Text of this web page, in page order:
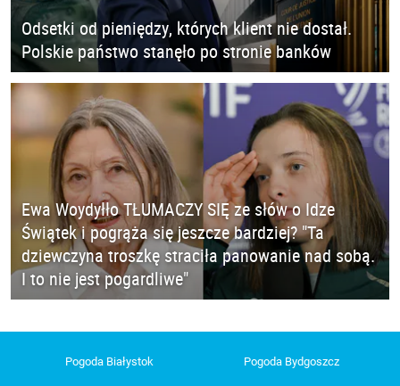
Odsetki od pieniędzy, których klient nie dostał.
Polskie państwo stanęło po stronie banków
Ewa Woydyłło TŁUMACZY SIĘ ze słów o Idze
Świątek i pogrąża się jeszcze bardziej? "Ta
dziewczyna troszkę straciła panowanie nad sobą.
I to nie jest pogardliwe"
Pogoda Białystok Pogoda Bydgoszcz